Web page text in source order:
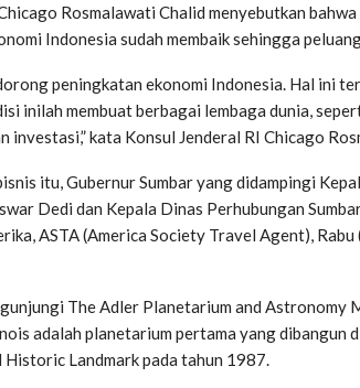
Rosmalawati Chalid menyebutkan
Indonesia sudah membaik sehingga
peningkatan ekonomi Indonesia. Hal ini
inilah membuat berbagai lembaga dunia,
investasi,” kata Konsul Jenderal RI Chicago
itu, Gubernur Sumbar yang didampingi
Dedi dan Kepala Dinas Perhubungan
ASTA (America Society Travel Agent),
The Adler Planetarium and Astronomy
adalah planetarium pertama yang dibangun
Landmark pada tahun 1987.